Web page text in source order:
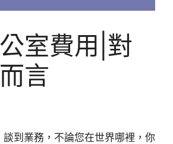
室費用|對
言
到業務，不論您在世界哪裡，你